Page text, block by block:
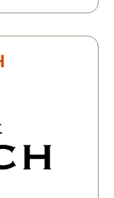
らない様にされてい
感じました。 また調
受けてからの今後の
な報告書で訴訟に臨
た。 今は幸せです
へお願いして本当に
た。